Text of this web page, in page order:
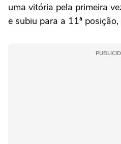
uma vitória pela primeira
e subiu para a 11ª